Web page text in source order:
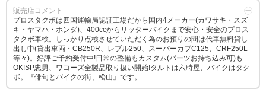
販売店コメント
プロスタクボは四国運輸局認証工場だから国内4メーカー(カワサキ・スズ
キ・ヤマハ・ホンダ)、400ccからリッターバイクまで安心・安全のプロス
タクボ車検。しっかり点検させていただく為のお預りの間は代車無料貸し
出し中(貸出車両・CB250R、レブル250、スーパーカブC125、CRF250L
等々)。好評ご予約受付中!日常の整備もカスタム(パーツお持ち込み可)も
OK!SP忠男、ワコーズ全製品取り扱い開始!タルトは六時屋、バイクはタク
ボ。『俳句とバイクの街、松山』です。